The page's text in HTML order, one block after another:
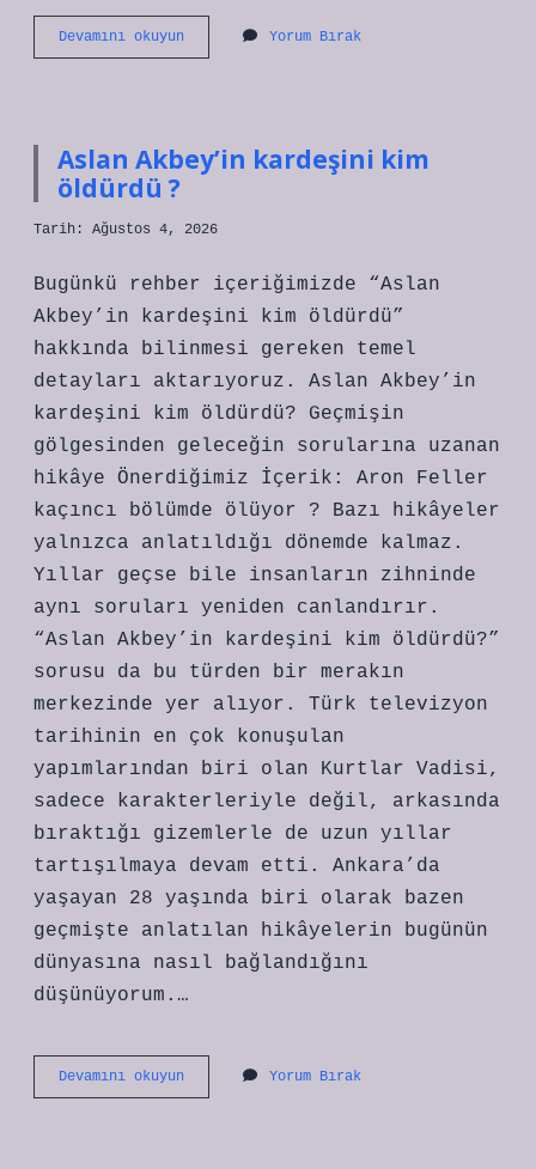
Devamını okuyunAvişen
ne
Yorum Bırak
Aslan Akbey’in kardeşini kim
öldürdü ?
Tarih: Ağustos 4, 2026
Bugünkü rehber içeriğimizde “Aslan
Akbey’in kardeşini kim öldürdü”
hakkında bilinmesi gereken temel
detayları aktarıyoruz. Aslan Akbey’in
kardeşini kim öldürdü? Geçmişin
gölgesinden geleceğin sorularına uzanan
hikâye Önerdiğimiz İçerik: Aron Feller
kaçıncı bölümde ölüyor ? Bazı hikâyeler
yalnızca anlatıldığı dönemde kalmaz.
Yıllar geçse bile insanların zihninde
aynı soruları yeniden canlandırır.
“Aslan Akbey’in kardeşini kim öldürdü?”
sorusu da bu türden bir merakın
merkezinde yer alıyor. Türk televizyon
tarihinin en çok konuşulan
yapımlarından biri olan Kurtlar Vadisi,
sadece karakterleriyle değil, arkasında
bıraktığı gizemlerle de uzun yıllar
tartışılmaya devam etti. Ankara’da
yaşayan 28 yaşında biri olarak bazen
geçmişte anlatılan hikâyelerin bugünün
dünyasına nasıl bağlandığını
düşünüyorum.…
Devamını okuyunAslan
Akbey’in
Yorum Bırak